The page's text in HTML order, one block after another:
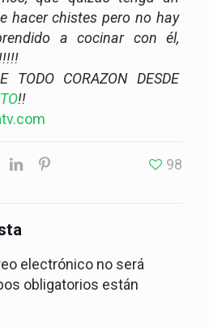
hacer chistes pero no hay
a cocinar con él,
TODO CORAZON DESDE
!!
98
electrónico no será
obligatorios están